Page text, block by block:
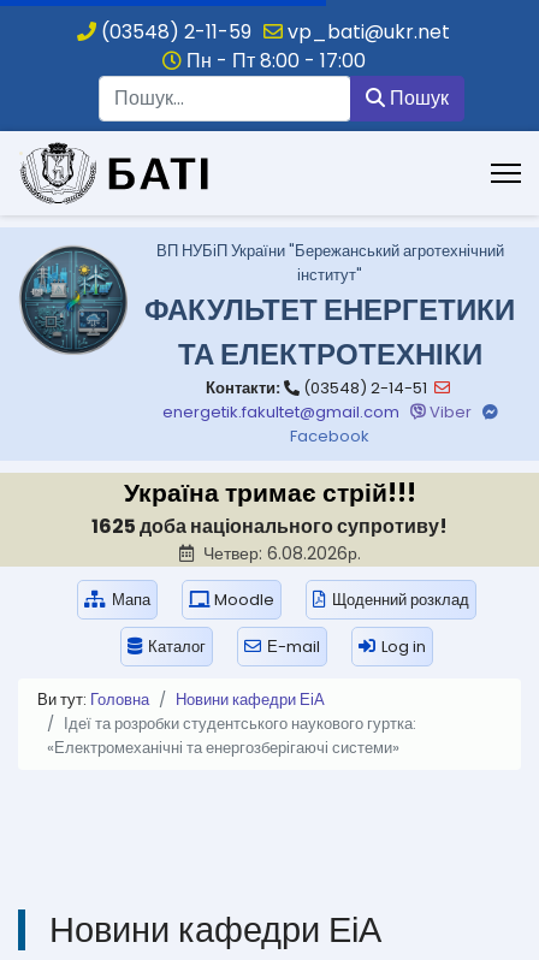
(03548) 2-11-59
vp_bati@ukr.net
Пн - Пт 8:00 - 17:00
Пошук
.
ВП НУБіП України "Бережанський агротехнічний
інститут"
ФАКУЛЬТЕТ ЕНЕРГЕТИКИ
ТА ЕЛЕКТРОТЕХНІКИ
Контакти:
(03548) 2-14-51
energetik.fakultet@gmail.com
Viber
Facebook
Україна тримає стрій!!!
1625 доба національного супротиву!
Четвер: 6.08.2026р.
Мапа Moodle Щоденний розклад
Каталог Е-mail Log in
Ви тут: Головна
Новини кафедри ЕіА
Ідеї та розробки студентського наукового гуртка:
«Електромеханічні та енергозберігаючі системи»
Новини кафедри ЕіА